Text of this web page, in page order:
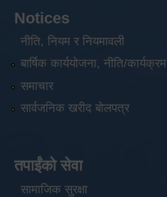
Notices
नीति, नियम र नियमावली
बार्षिक कार्ययोजना, नीति/कार्यक्रम
समाचार
सार्वजनिक खरीद बोलपत्र
तपाईंको सेवा
सामाजिक सुरक्षा